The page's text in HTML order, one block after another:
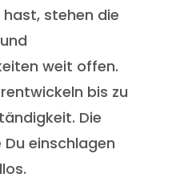
stehen die
weit offen.
bis zu
Die
einschlagen